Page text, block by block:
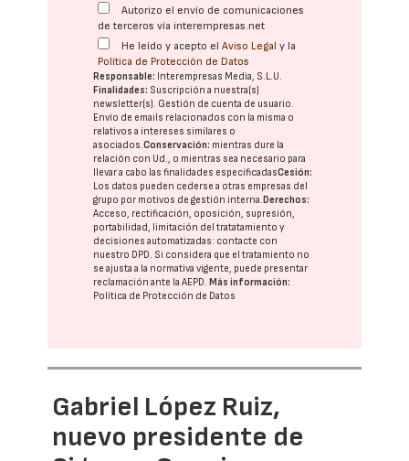
Autorizo el envío de comunicaciones
de terceros vía interempresas.net
He leído y acepto elAviso Legal y la
Política de Protección de Datos
Responsable: Interempresas Media, S.L.U.
Finalidades: Suscripción a nuestra(s)
newsletter(s). Gestión de cuenta de usuario.
Envío de emails relacionados con la misma o
relativos a intereses similares o
asociados.Conservación: mientras dure la
relación con Ud., o mientras sea necesario para
llevar a cabo las finalidades especificadasCesión:
Los datos pueden cederse a otras empresas del
grupo por motivos de gestión interna.Derechos:
Acceso, rectificación, oposición, supresión,
portabilidad, limitación del tratatamiento y
decisiones automatizadas: contacte con
nuestro DPD. Si considera que el tratamiento no
se ajusta a la normativa vigente, puede presentar
reclamación ante laAEPD.Más información:
Política de Protección de Datos
Gabriel López Ruiz,
nuevo presidente de